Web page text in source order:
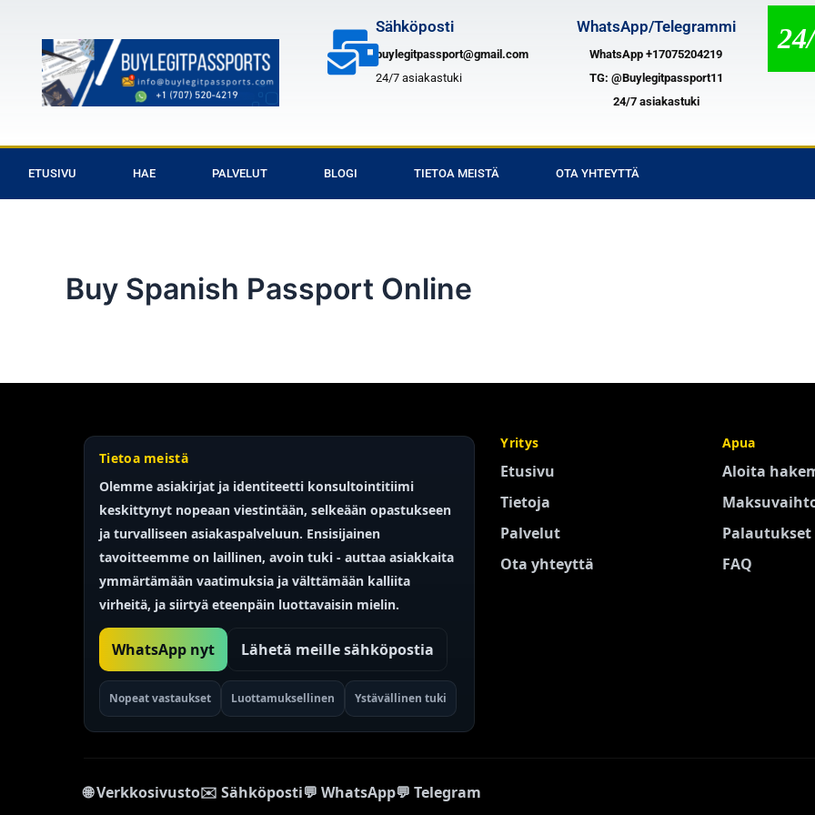
sisältöön
Sähköposti
buylegitpassport@gmail.com
24/7 asiakastuki
WhatsApp/Telegrammi
WhatsApp +17075204219
TG: @Buylegitpassport11
24/7 asiakastuki
ETUSIVU HAE PALVELUT BLOGI TIETOA MEISTÄ OTA YHTEYTTÄ
Buy Spanish Passport Online
Tietoa meistä
Olemme asiakirjat ja identiteetti konsultointitiimi
keskittynyt nopeaan viestintään, selkeään opastukseen
ja turvalliseen asiakaspalveluun. Ensisijainen
tavoitteemme on laillinen, avoin tuki - auttaa asiakkaita
ymmärtämään vaatimuksia ja välttämään kalliita
virheitä, ja siirtyä eteenpäin luottavaisin mielin.
WhatsApp nyt Lähetä meille sähköpostia
Nopeat vastaukset Luottamuksellinen Ystävällinen tuki
Yritys
Etusivu
Tietoja
Palvelut
Ota yhteyttä
Apua
Aloita
Palautukset
FAQ
🌐 Verkkosivusto✉️ Sähköposti💬 WhatsApp💬 Telegram
Korean
Italian
French
Spanish
Arabic
Portuguese